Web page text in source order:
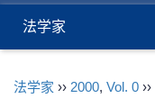
法学家
法学家 ›› 2000, Vol. 0 ››